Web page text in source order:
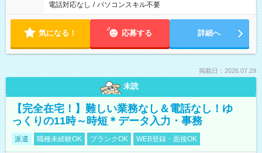
電話対応なし / パソコンスキル不要
気になる！ 応募する 詳細へ
掲載日：2026.07.29
未読
【完全在宅！】難しい業務なし＆電話なし！ゆ
っくりの11時～時短＊データ入力・事務
派遣 職種未経験OK ブランクOK WEB登録・面接OK